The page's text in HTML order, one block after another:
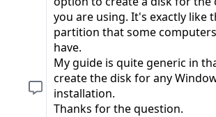
you are using. It's exactly like
partition that some
have.
My guide is quite generic in
create the disk for any
installation.
Thanks for the question.